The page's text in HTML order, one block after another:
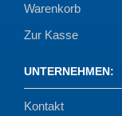
Warenkorb
Zur Kasse
UNTERNEHMEN:
Kontakt